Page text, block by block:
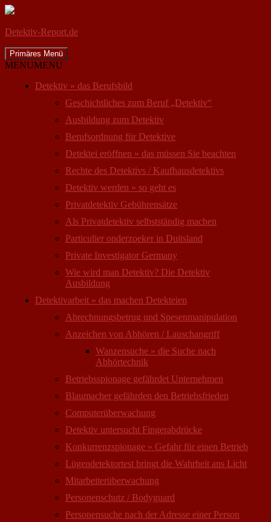
Detektiv-Report.de
Suchen
Primäres Menü
Inhalt
MENUMENU
Detektiv » das Berufsbild
Geschichtliches zum Beruf „Detektiv“
Ausbildung zum Detektiv
Berufsordnung für Detektive
Detektei eröffnen » das müssen Sie beachten
Rechte des Detektivs / Kaufhausdetektivs
Detektiv werden » so geht es
Privatdetektiv Gebührensätze
Als Privatdetektiv selbstständig machen
Particulier onderzoeker in Duitsland
Private Investigator Germany
Wie wird man Detektiv? Die Detektiv
Ausbildung
Detektivarbeit » das machen Detekteien
Abrechnungsbetrug und Spesenmanipulation
Anzeichen von Abhören / Lauschangriff
Wanzensuche » die Suche nach
Abhörtechnik
Betriebsspionage gefährdet Unternehmen
Blaumacher gefährden den Betriebsfrieden
Computer­überwachung
Detektiv untersucht Fingerabdrücke
Konkurrenzspionage » Gefahr für einen Betrieb
Lügendetektortest bringt die Wahrheit ans Licht
Mitarbeiter­überwachung
Personenschutz / Bodyguard
Personensuche nach der Adresse einer Person